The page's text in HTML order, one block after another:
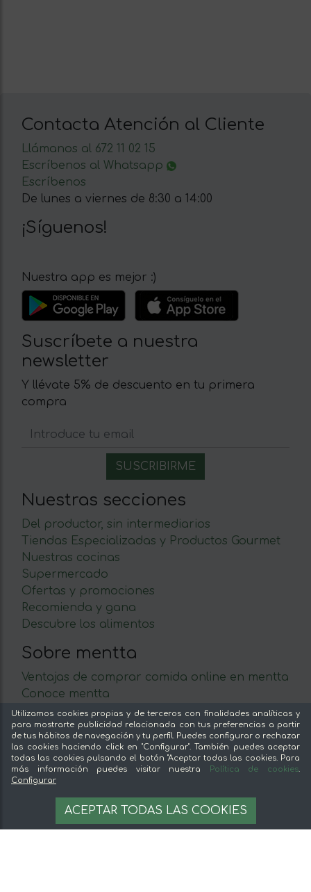
AÑADIR A LA CESTA
Contacta Atención al Cliente
Llámanos al 672 11 02 15
Escríbenos al Whatsapp
Escríbenos
De lunes a viernes de 8:30 a 14:00
¡Síguenos!
Nuestra app es mejor :)
Suscríbete a nuestra
newsletter
Y llévate 5% de descuento en tu primera
compra
Nuestras secciones
Del productor, sin intermediarios
Tiendas Especializadas y Productos Gourmet
Nuestras cocinas
Supermercado
Ofertas y promociones
Recomienda y gana
Descubre los alimentos
Sobre mentta
Ventajas de comprar comida online en mentta
Conoce mentta
Blog de mentta
Vende en mentta
Fidelización
Preguntas frecuentes
Legal
Aviso legal
Términos y condiciones
Utilizamos cookies propias y de terceros con finalidades analíticas y
para mostrarte publicidad relacionada con tus preferencias a partir
de tus hábitos de navegación y tu perfil. Puedes configurar o rechazar
las cookies haciendo click en "Configurar". También puedes aceptar
todas las cookies pulsando el botón "Aceptar todas las cookies. Para
más información puedes visitar nuestra
Política de cookies.
Configurar
ACEPTAR TODAS LAS COOKIES